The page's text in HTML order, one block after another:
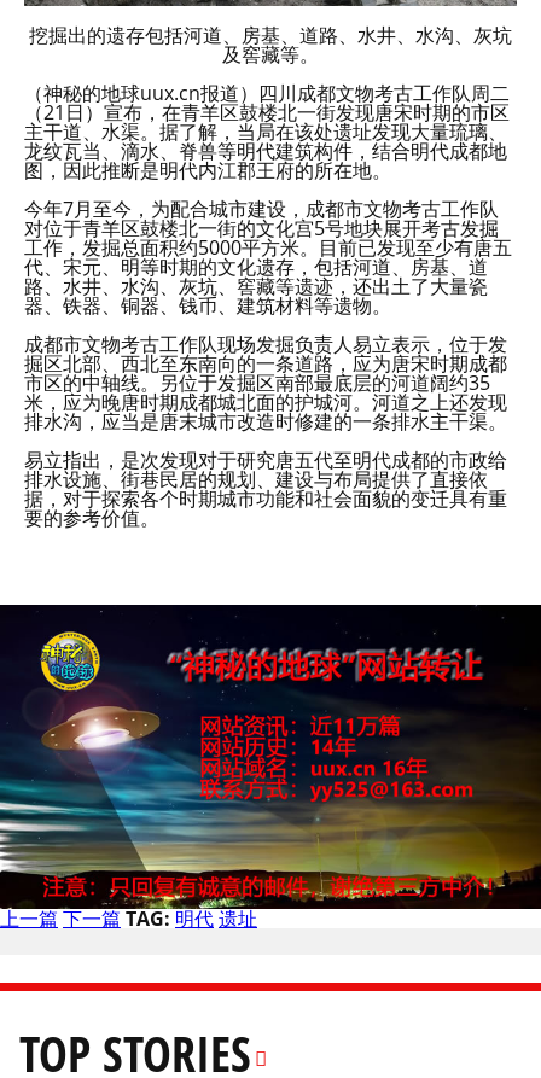
挖掘出的遗存包括河道、房基、道路、水井、水沟、灰坑
及窖藏等。
（神秘的地球uux.cn报道）四川成都文物考古工作队周二
（21日）宣布，在青羊区鼓楼北一街发现唐宋时期的市区
主干道、水渠。据了解，当局在该处遗址发现大量琉璃、
龙纹瓦当、滴水、脊兽等明代建筑构件，结合明代成都地
图，因此推断是明代内江郡王府的所在地。
今年7月至今，为配合城市建设，成都市文物考古工作队
对位于青羊区鼓楼北一街的文化宫5号地块展开考古发掘
工作，发掘总面积约5000平方米。目前已发现至少有唐五
代、宋元、明等时期的文化遗存，包括河道、房基、道
路、水井、水沟、灰坑、窖藏等遗迹，还出土了大量瓷
器、铁器、铜器、钱币、建筑材料等遗物。
成都市文物考古工作队现场发掘负责人易立表示，位于发
掘区北部、西北至东南向的一条道路，应为唐宋时期成都
市区的中轴线。另位于发掘区南部最底层的河道阔约35
米，应为晚唐时期成都城北面的护城河。河道之上还发现
排水沟，应当是唐末城市改造时修建的一条排水主干渠。
易立指出，是次发现对于研究唐五代至明代成都的市政给
排水设施、街巷民居的规划、建设与布局提供了直接依
据，对于探索各个时期城市功能和社会面貌的变迁具有重
要的参考价值。
上一篇 下一篇 TAG: 明代遗址
TOP STORIES